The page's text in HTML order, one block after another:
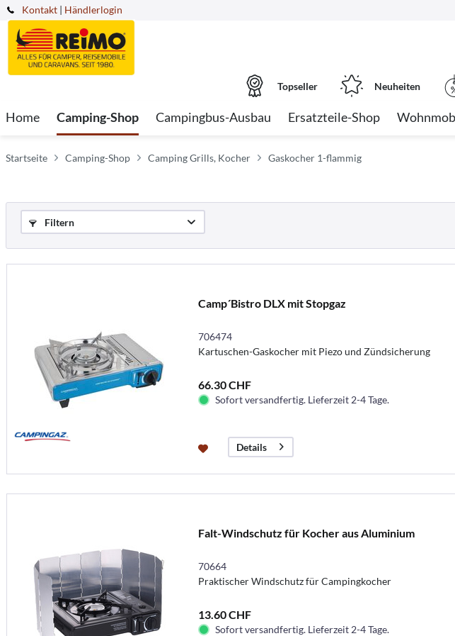
Kontakt | Händlerlogin
Topseller Neuheiten
Home Camping-Shop Campingbus-Ausbau Ersatzteile-Shop
Startseite Camping-Shop Camping Grills, Kocher Gaskocher 1-flammig
Filtern
Camp´Bistro DLX mit Stopgaz
706474
Kartuschen-Gaskocher mit Piezo und Zündsicherung
66.30 CHF
Sofort versandfertig. Lieferzeit 2-4 Tage.
Details
Falt-Windschutz für Kocher aus Aluminium
70664
Praktischer Windschutz für Campingkocher
13.60 CHF
Sofort versandfertig. Lieferzeit 2-4 Tage.